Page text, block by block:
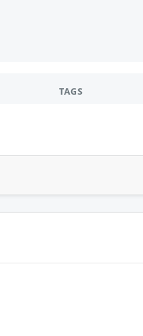
TAGS